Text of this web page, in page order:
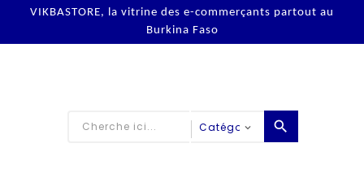
VIKBASTORE, la vitrine des e-commerçants partout au
Burkina Faso